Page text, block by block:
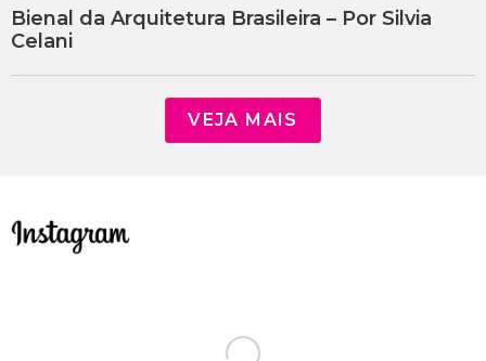
Bienal da Arquitetura Brasileira – Por Silvia
Celani
VEJA MAIS